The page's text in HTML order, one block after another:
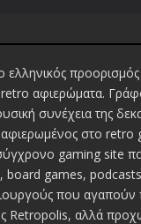
ελληνικός
retro αφιερώματα.
συνέχεια της
στο retro
gaming site
board games,
που αγαπούν
Retropolis, αλλά